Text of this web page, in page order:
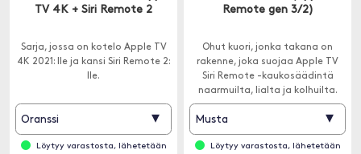
TV 4K + Siri Remote 2
Sarja, jossa on kotelo Apple TV
4K 2021: lle ja kansi Siri Remote 2:
lle.
Oranssi ▾
Löytyy varastosta, lähetetään
Remote gen 3/2)
Ohut kuori, jonka takana on
rakenne, joka suojaa Apple TV
Siri Remote -kaukosäädintä
naarmuilta, lialta ja kolhuilta.
Musta ▾
Löytyy varastosta, lähetetään